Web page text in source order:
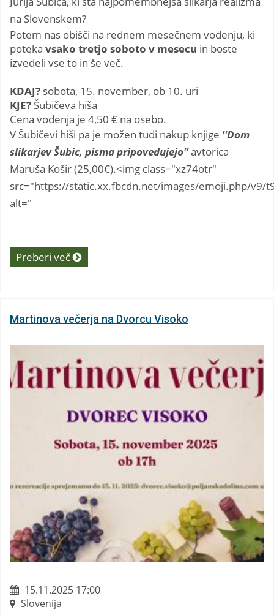
na Slovenskem?
Potem nas obišči na rednem mesečnem vodenju, ki
poteka vsako tretjo soboto v mesecu in boste
izvedeli vse to in še več.
KDAJ? sobota, 15. november, ob 10. uri
KJE? Šubičeva hiša
Cena vodenja je 4,50 € na osebo.
V Šubičevi hiši pa je možen tudi nakup knjige ''Dom
slikarjev Šubic, pisma pripovedujejo''avtorica
Maruša Košir (25,00€).<img class="xz74otr"
src="https://static.xx.fbcdn.net/images/emoji.php/v9/
alt="
Preberi več
Martinova večerja na Dvorcu Visoko
15.11.2025 17:00
Slovenija